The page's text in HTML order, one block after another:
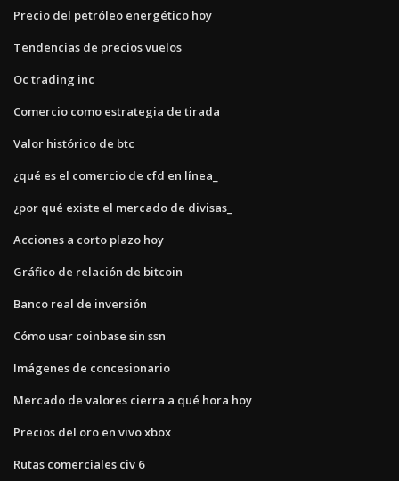
Precio del petróleo energético hoy
Tendencias de precios vuelos
Oc trading inc
Comercio como estrategia de tirada
Valor histórico de btc
¿qué es el comercio de cfd en línea_
¿por qué existe el mercado de divisas_
Acciones a corto plazo hoy
Gráfico de relación de bitcoin
Banco real de inversión
Cómo usar coinbase sin ssn
Imágenes de concesionario
Mercado de valores cierra a qué hora hoy
Precios del oro en vivo xbox
Rutas comerciales civ 6